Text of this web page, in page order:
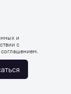
и
с
соглашением.